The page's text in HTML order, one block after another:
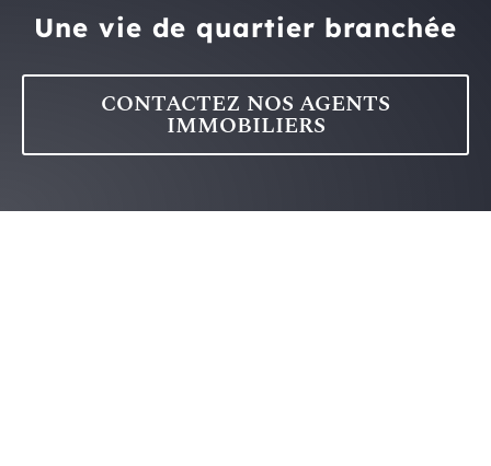
Une vie de quartier branchée
CONTACTEZ NOS AGENTS
IMMOBILIERS